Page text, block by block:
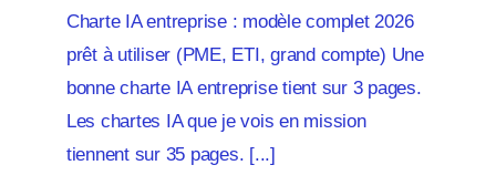
Charte IA entreprise : modèle complet 2026
prêt à utiliser (PME, ETI, grand compte) Une
bonne charte IA entreprise tient sur 3 pages.
Les chartes IA que je vois en mission
tiennent sur 35 pages. [...]